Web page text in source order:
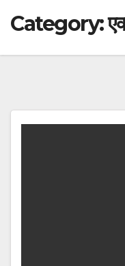
Category: